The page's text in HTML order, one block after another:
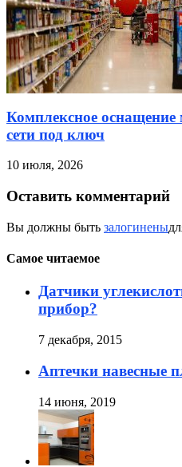
Комплексное оснащение
сети под ключ
10 июля, 2026
Оставить комментарий
Вы должны быть залогинены
Самое читаемое
Датчики
прибор?
7 декабря, 2015
Аптечки навесные
14 июня, 2019